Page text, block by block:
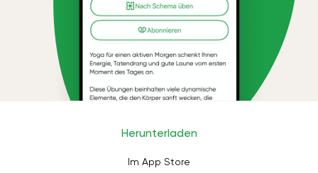
Herunterladen
Im App Store